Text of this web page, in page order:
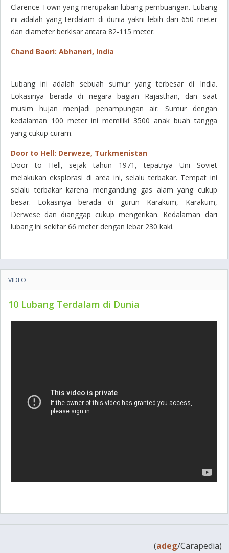
Clarence Town yang merupakan lubang pembuangan. Lubang
ini adalah yang terdalam di dunia yakni lebih dari 650 meter
dan diameter berkisar antara 82-115 meter.
Chand Baori: Abhaneri, India
Lubang ini adalah sebuah sumur yang terbesar di India.
Lokasinya berada di negara bagian Rajasthan, dan saat
musim hujan menjadi penampungan air. Sumur dengan
kedalaman 100 meter ini memiliki 3500 anak buah tangga
yang cukup curam.
Door to Hell: Derweze, Turkmenistan
Door to Hell, sejak tahun 1971, tepatnya Uni Soviet
melakukan eksplorasi di area ini, selalu terbakar. Tempat ini
selalu terbakar karena mengandung gas alam yang cukup
besar. Lokasinya berada di gurun Karakum, Karakum,
Derwese dan dianggap cukup mengerikan. Kedalaman dari
lubang ini sekitar 66 meter dengan lebar 230 kaki.
VIDEO
10 Lubang Terdalam di Dunia
(adeg/Carapedia)